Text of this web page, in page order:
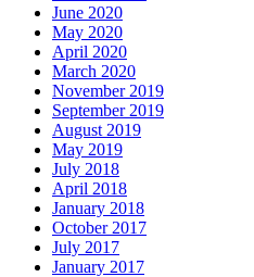
June 2020
May 2020
April 2020
March 2020
November 2019
September 2019
August 2019
May 2019
July 2018
April 2018
January 2018
October 2017
July 2017
January 2017